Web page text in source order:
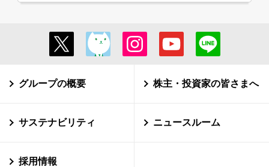
グループの概要 株主・投資家の皆さまへ
サステナビリティ ニュースルーム
採用情報